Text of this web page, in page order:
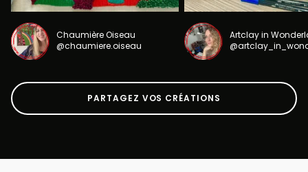
Chaumière Oiseau
@chaumiere.oiseau
Artclay in
PARTAGEZ VOS CRÉATIONS